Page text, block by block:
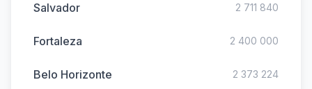
Salvador 2 711 840
Fortaleza 2 400 000
Belo Horizonte 2 373 224